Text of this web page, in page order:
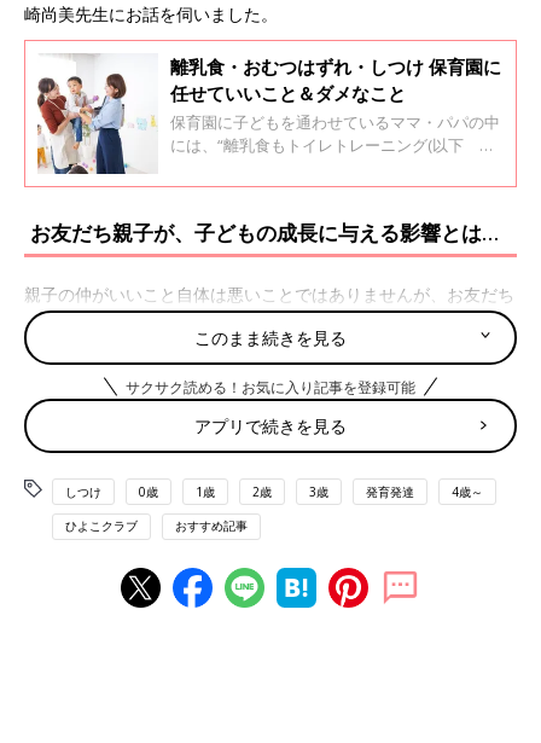
崎尚美先生にお話を伺いました。
離乳食・おむつはずれ・しつけ 保育園に
任せていいこと＆ダメなこと
保育園に子どもを通わせているママ・パパの中
には、“離乳食もトイレトレーニング(以下 お
える方もいるかもしれません。しかし保育園で
ることがうれしいと思う一方で、一緒に頑張っ
ていきたいという思いもあるようです。保育士
経験が豊かな和洋女子大学人文学部こども発達
学科准教授の伊瀬玲奈先生に、保育園に任せて
いいこと＆ダメなことを教えてもらいました。
お友だち親子が、子どもの成長に与える影響とは…
親子の仲がいいこと自体は悪いことではありませんが、お友だち
親子の関係が行き過ぎてしまうとデメリットもあります。メリッ
ト、デメリットを比べてみながら、理想的な親子関係を考えてみ
ましょう。
お友だち親子のメリットは!?
お友だち親子は、親友のようになんでも話し合えるため、次のよ
うなメリットがあります。
●子どもの隠し事が比較的少ない
●子どもに何かトラブルが起きても、すぐに気づいてあげられる
こうしたメリットは、とくに幼稚園や小学校などの集団生活が始
このまま続きを見る
サクサク読める！お気に入り記事を登録可能
アプリで続きを見る
しつけ 0歳 1歳 2歳 3歳 発育発達 4歳～
ひよこクラブ おすすめ記事